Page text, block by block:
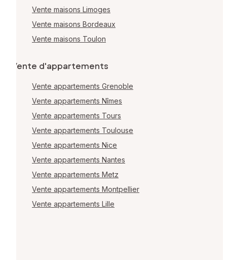
Vente maisons Limoges
Vente maisons Bordeaux
Vente maisons Toulon
Vente d'appartements
Vente appartements Grenoble
Vente appartements Nîmes
Vente appartements Tours
Vente appartements Toulouse
Vente appartements Nice
Vente appartements Nantes
Vente appartements Metz
Vente appartements Montpellier
Vente appartements Lille